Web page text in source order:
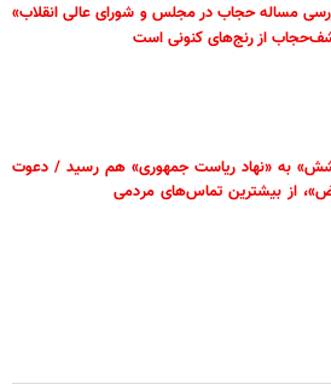
مساله حجاب در مجلس و شورای عالی انقلاب»
از رنج‌های کنونی است
به «نهاد ریاست جمهوری» هم رسید / دعوت
از بیشترین تماس‌های مردمی